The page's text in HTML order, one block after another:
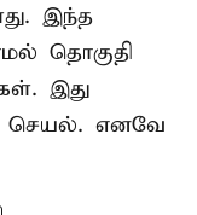
இந்த
தொகுதி
இது
செயல். எனவே